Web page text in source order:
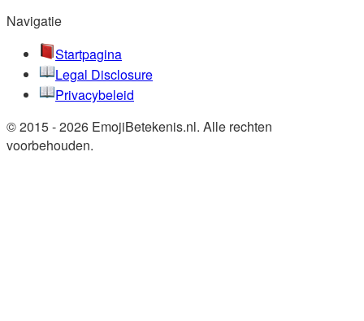
Navigatie
Startpagina
Legal Disclosure
Privacybeleid
© 2015 - 2026 EmojiBetekenis.nl. Alle rechten
voorbehouden.